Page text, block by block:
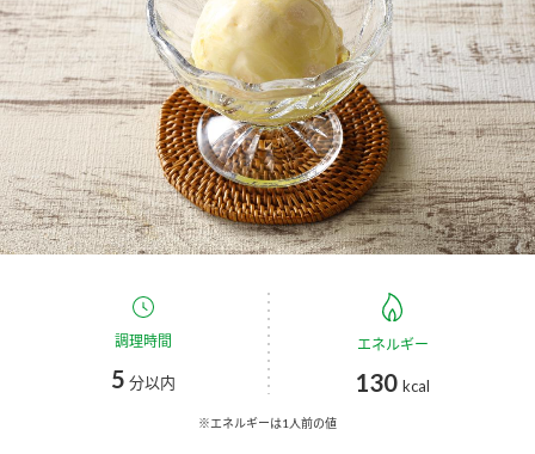
お酢ドリンク ぽん酢
みりん風・料理酒 鍋用調味料
つゆ たれ
スープ
ブランド・スペシャルサイト
ブランド・スペシャルサイト トップ
商品ブランドサイト
Fibee（ファイビー）
くらしプラ酢
カンタン酢
かおりの蔵
企業情報
国内事業概要
ミツカングループについて
企業理念
ミツカンを知る
環境への取り組み
調理時間
5 分以内
エネルギー
130 kcal
※エネルギーは1人前の値